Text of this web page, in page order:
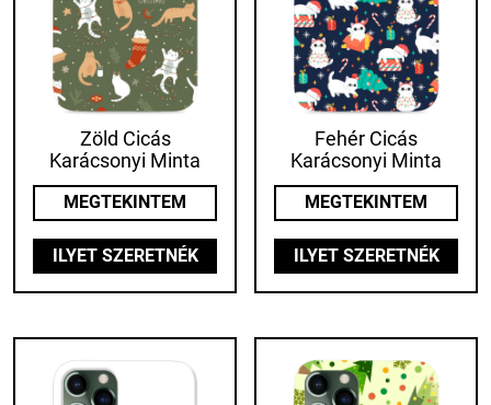
Zöld Cicás
Karácsonyi Minta
MEGTEKINTEM
ILYET SZERETNÉK
Fehér Cicás
Karácsonyi Minta
MEGTEKINTEM
ILYET SZERETNÉK